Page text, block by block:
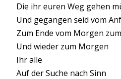
Die ihr euren Weg gehen
Und gegangen seid vom
Zum Ende vom Morgen
Und wieder zum Morgen
Ihr alle
Auf der Suche nach Sinn